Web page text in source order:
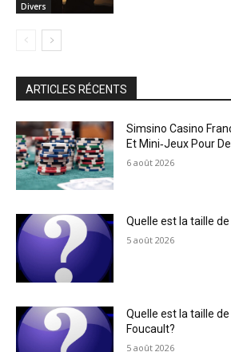
Divers
ARTICLES RÉCENTS
Simsino Casino
Et Mini‑Jeux Pour
6 août 2026
Quelle est la taille
5 août 2026
Quelle est la taille
Foucault?
5 août 2026